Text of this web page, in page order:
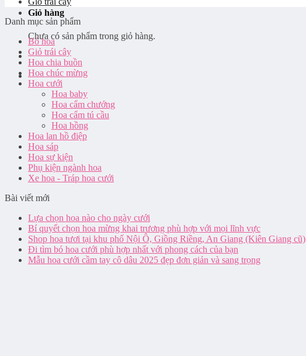
Giỏ hàng
Chưa có sản phẩm trong giỏ hàng.
Danh mục sản phẩm
Bó hoa
Giỏ trái cây
Hoa chia buồn
Hoa chúc mừng
Hoa cưới
Hoa baby
Hoa cẩm chướng
Hoa cẩm tú cầu
Hoa hồng
Hoa lan hồ điệp
Hoa sáp
Hoa sự kiện
Phụ kiện ngành hoa
Xe hoa - Tráp hoa cưới
Bài viết mới
Lựa chọn hoa nào cho ngày cưới
Bí quyết chọn hoa mừng khai trương phù hợp với mọi lĩnh vực
Shop hoa tươi tại khu phố Nội Ô, Giồng Riềng, An Giang (Kiên Giang cũ)
Đi tìm bó hoa cưới phù hợp nhất với phong cách của bạn
Mẫu hoa cưới cầm tay cô dâu 2025 đẹp đơn giản và sang trọng